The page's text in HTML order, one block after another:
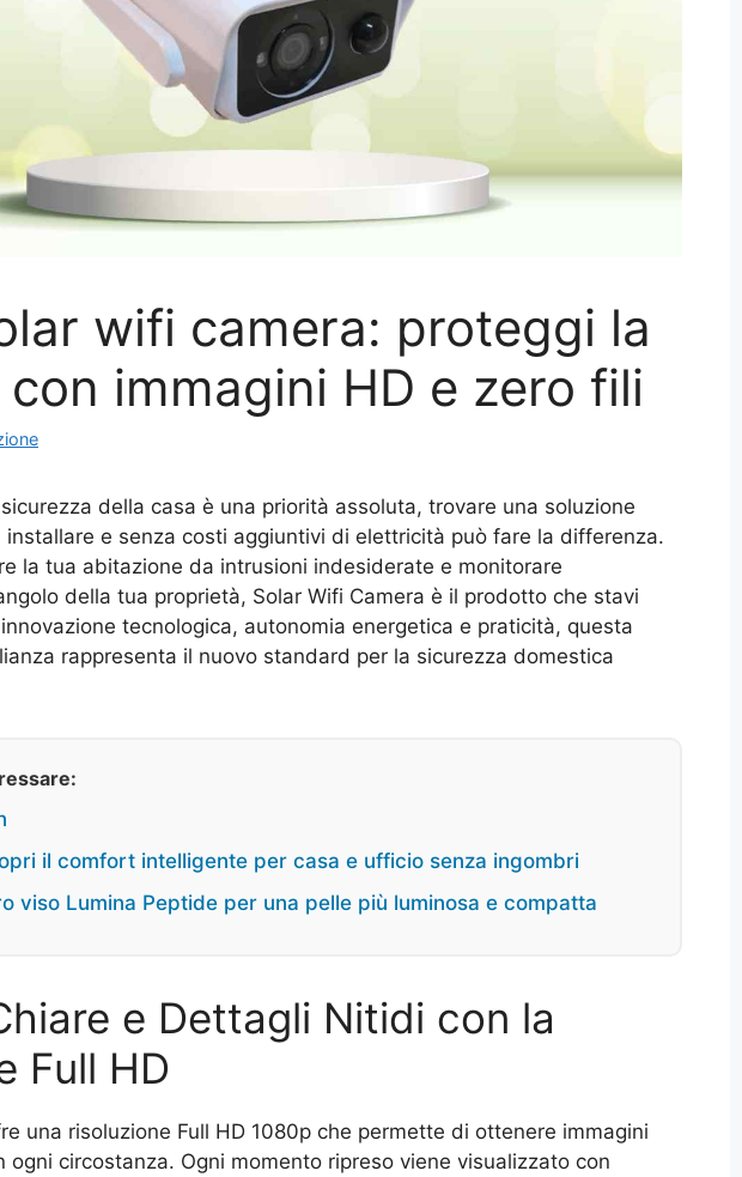
wifi camera: proteggi la
immagini HD e zero fili
della casa è una priorità assoluta, trovare una soluzione
e senza costi aggiuntivi di elettricità può fare la differenza.
la tua abitazione da intrusioni indesiderate e monitorare
della tua proprietà, Solar Wifi Camera è il prodotto che stavi
tecnologica, autonomia energetica e praticità, questa
rappresenta il nuovo standard per la sicurezza domestica
il comfort intelligente per casa e ufficio senza ingombri
viso Lumina Peptide per una pelle più luminosa e compatta
e Dettagli Nitidi con la
Full HD
una risoluzione Full HD 1080p che permette di ottenere immagini
ogni circostanza. Ogni momento ripreso viene visualizzato con